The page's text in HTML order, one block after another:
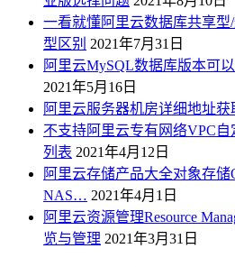
一看就懂阿里云数据库共享
型区别 2021年7月31日
阿里云MySQL数据库版本可
2021年5月16日
阿里云服务器机房详细地址获
不支持阿里云专有网络VPC
列表 2021年4月12日
阿里云存储产品大全对象存储
NAS… 2021年4月1日
阿里云资源管理Resource
览与管理 2021年3月31日